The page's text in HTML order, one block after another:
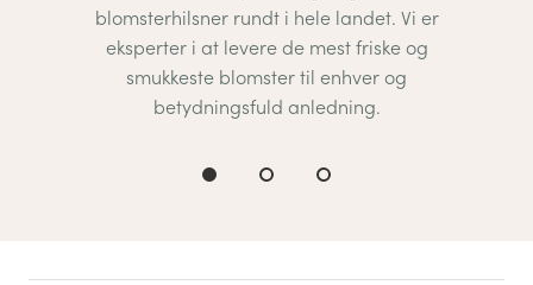
blomsterhilsner rundt i hele landet. Vi er
eksperter i at levere de mest friske og
smukkeste blomster til enhver og
betydningsfuld anledning.